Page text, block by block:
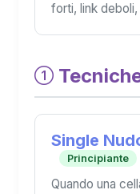
forti, link
Single
Principiante
Quando una